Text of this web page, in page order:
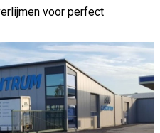
voor perfect